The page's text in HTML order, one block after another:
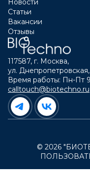
Новости
Статьи
Вакансии
Отзывы
117587, г. Москва,
ул.
Время работы: Пн-Пт
calltouch@biotechno.ru
© 2026